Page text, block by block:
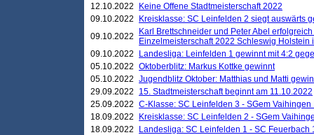
12.10.2022
Keine Offene Stadtmeisterschaft 2022
09.10.2022
Kreisklasse: SC Leinfelden 2 siegt auswärts
09.10.2022
Karl Brettschneider und Peter Abel
Einzelmeisterschaft 2022 Schleswig Holstein
09.10.2022
Landesliga: Leinfelden 1 gewinnt mit 4:2
05.10.2022 Oktoberblitz: Markus Kottke gewinnt
05.10.2022 Jugendblitz Oktober: Matthias und Matti
29.09.2022
15. Stadtmeisterschaft beginnt am 11.10.2022
25.09.2022 C-Klasse: SC Leinfelden 3 - SGem Vaihingen
18.09.2022
Kreisklasse: SC Leinfelden 2 - SGem
18.09.2022
Landesliga: SC Leinfelden 1 - SC Feuerbach